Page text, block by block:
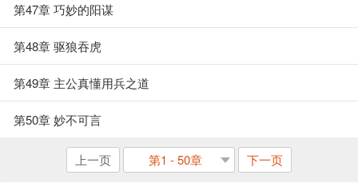
第47章 巧妙的阳谋
第48章 驱狼吞虎
第49章 主公真懂用兵之道
第50章 妙不可言
上一页 第1 - 50章 下一页